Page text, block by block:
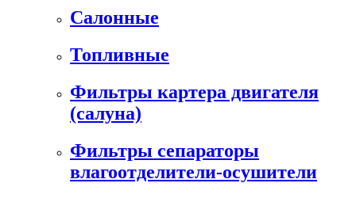
Салонные
Топливные
Фильтры картера двигателя
(салуна)
Фильтры сепараторы
влагоотделители-осушители